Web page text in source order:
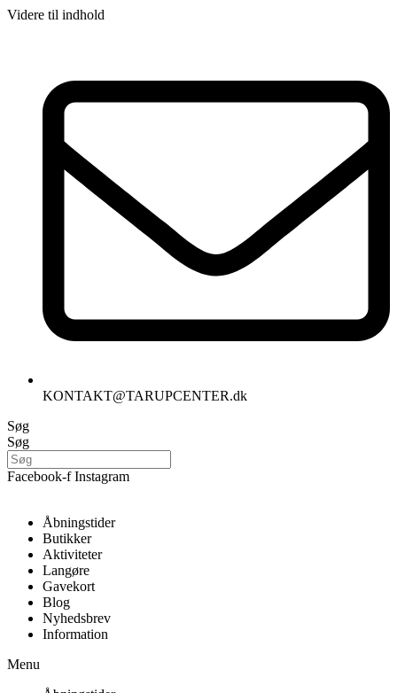
Videre til indhold
KONTAKT@TARUPCENTER.dk
Søg
Søg
Facebook-f Instagram
Åbningstider
Butikker
Aktiviteter
Langøre
Gavekort
Blog
Nyhedsbrev
Information
Menu